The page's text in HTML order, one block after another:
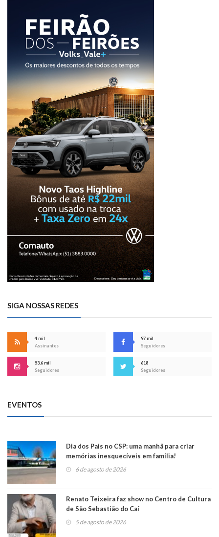
SIGA NOSSAS REDES
4 mil
Assinantes
97 mil
Seguidores
53,6 mil
Seguidores
618
Seguidores
EVENTOS
Dia dos Pais no CSP: uma manhã para criar
memórias inesquecíveis em família!
6 de agosto de 2026
Renato Teixeira faz show no Centro de Cultura
de São Sebastião do Caí
5 de agosto de 2026